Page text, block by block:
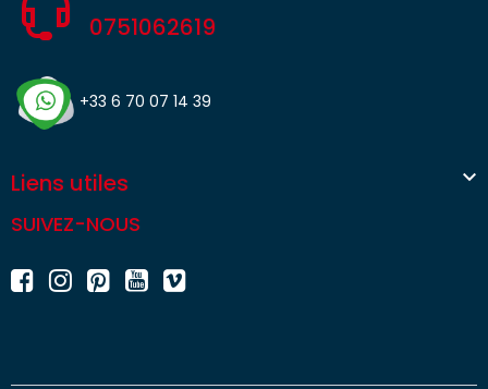
0751062619
+33 6 70 07 14 39
Liens utiles 
SUIVEZ-NOUS